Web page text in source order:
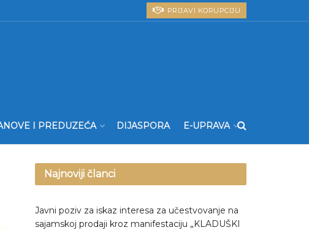
PRIJAVI KORUPCIJU
I PREDUZEĆA DIJASPORA E-UPRAVA
Najnoviji članci
Javni poziv za iskaz interesa za učestvovanje na
sajamskoj prodaji kroz manifestaciju „KLADUŠKI